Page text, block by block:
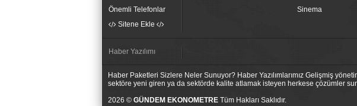
Önemli Telefonlar
Sitene Ekle
Sinema
Haber Yazılımı
Haber Paketleri Sizlere Neler Sunuyor? Haber Yazılımlarımız Gelişmiş
sektöre yeni giren ya da sektörde kalite atlamak isteyen herkese çözümler
2026 © GÜNDEM EKONOMETRE Tüm Hakları Saklıdır.